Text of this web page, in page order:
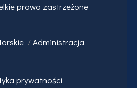
prawa zastrzeżone
/Administracja
prywatności